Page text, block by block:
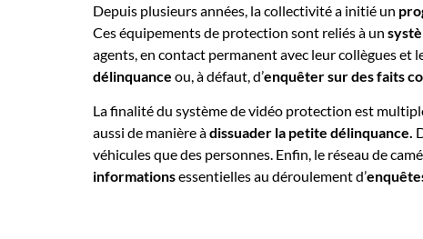
Depuis plusieurs années, la collectivité a initié un
Ces équipements de protection sont reliés à un
agents, en contact permanent avec leur collègues et
délinquance ou, à défaut, d’enquêter sur des faits
La finalité du système de vidéo protection est
aussi de manière àdissuader la petite délinquance.
véhicules que des personnes. Enfin, le réseau de
informationsessentielles au déroulement d’